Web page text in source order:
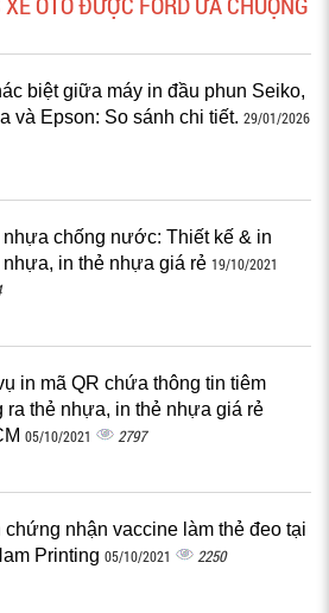
biệt giữa máy in đầu phun Seiko,
và Epson: So sánh chi tiết. 29/01/2026
nhựa chống nước: Thiết kế & in
nhựa, in thẻ nhựa giá rẻ 19/10/2021
in mã QR chứa thông tin tiêm
ra thẻ nhựa, in thẻ nhựa giá rẻ
05/10/2021 2797
nhận vaccine làm thẻ đeo tại
Printing 05/10/2021 2250